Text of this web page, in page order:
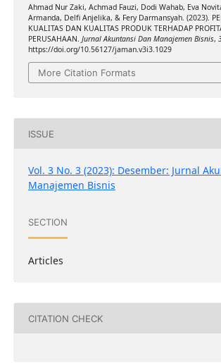
Ahmad Nur Zaki, Achmad Fauzi, Dodi Wahab, Eva
Armanda, Delfi Anjelika, & Fery Darmansyah. (2023).
KUALITAS DAN KUALITAS PRODUK TERHADAP
PERUSAHAAN. Jurnal Akuntansi Dan Manajemen Bisnis,
https://doi.org/10.56127/jaman.v3i3.1029
More Citation Formats
ISSUE
Vol. 3 No. 3 (2023): Desember: Jurnal
Manajemen Bisnis
SECTION
Articles
CITATION CHECK